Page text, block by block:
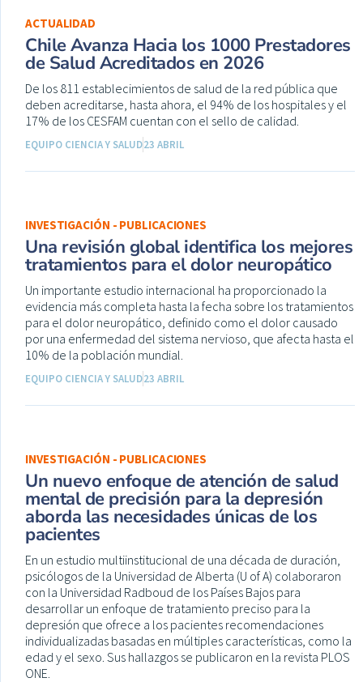
ACTUALIDAD
Chile Avanza Hacia los 1000 Prestadores
de Salud Acreditados en 2026
De los 811 establecimientos de salud de la red pública que
deben acreditarse, hasta ahora, el 94% de los hospitales y el
17% de los CESFAM cuentan con el sello de calidad.
EQUIPO CIENCIA Y SALUD23 ABRIL
INVESTIGACIÓN - PUBLICACIONES
Una revisión global identifica los mejores
tratamientos para el dolor neuropático
Un importante estudio internacional ha proporcionado la
evidencia más completa hasta la fecha sobre los tratamientos
para el dolor neuropático, definido como el dolor causado
por una enfermedad del sistema nervioso, que afecta hasta el
10% de la población mundial.
EQUIPO CIENCIA Y SALUD23 ABRIL
INVESTIGACIÓN - PUBLICACIONES
Un nuevo enfoque de atención de salud
mental de precisión para la depresión
aborda las necesidades únicas de los
pacientes
En un estudio multiinstitucional de una década de duración,
psicólogos de la Universidad de Alberta (U of A) colaboraron
con la Universidad Radboud de los Países Bajos para
desarrollar un enfoque de tratamiento preciso para la
depresión que ofrece a los pacientes recomendaciones
individualizadas basadas en múltiples características, como la
edad y el sexo. Sus hallazgos se publicaron en la revista PLOS
ONE.